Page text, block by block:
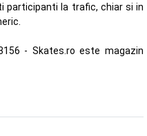
participanti la trafic, chiar si in
- Skates.ro este magazin